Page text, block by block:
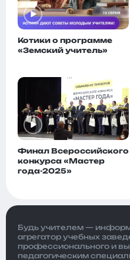
Котики о программе
«Земский учитель»
Финал Всероссийского
конкурса «Мастер
года-2025»
Будь учителем —
агрегатор учебных
профессионального и
педагогическим